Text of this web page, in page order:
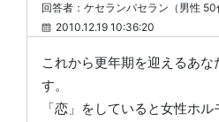
回答者：ケセランパセラン（男性
2010.12.19 10:36:20
これから更年期を迎えるあ
す。
「恋」をしていると女性ホ